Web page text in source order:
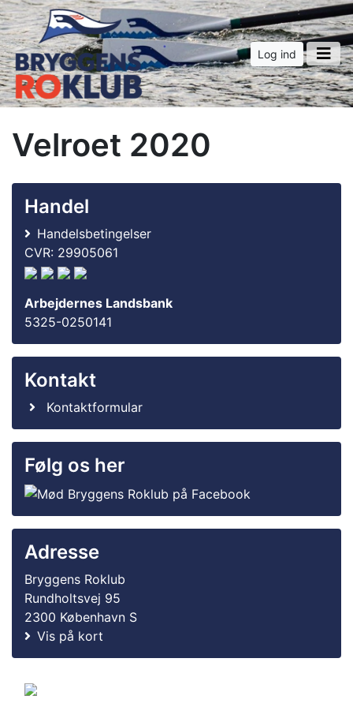
Log ind
Velroet 2020
Handel
Handelsbetingelser
CVR: 29905061
Arbejdernes Landsbank
5325-0250141
Kontakt
Kontaktformular
Følg os her
Adresse
Bryggens Roklub
Rundholtsvej 95
2300 København S
Vis på kort